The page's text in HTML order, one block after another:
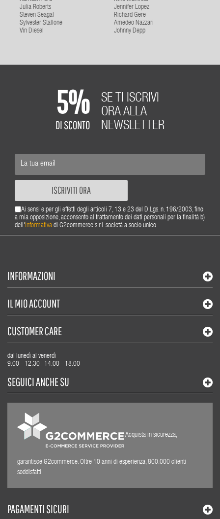
Julia Roberts
Jennifer Lopez
Steven Seagal
Richard Gere
Sylvester Stallone
Amedeo Nazzari
Vin Diesel
Johnny Depp
5%
DI SCONTO
SE TI ISCRIVI
ORA ALLA
NEWSLETTER
ISCRIVITI ORA
Ai sensi e per gli effetti degli articoli 7, 13 e 23 del D.Lgs. n. 196/2003, fino
a mia opposizione, acconsento al trattamento dei dati personali per la finalità b)
dell'informativa di G2commerce s.r.l. società a socio unico
INFORMAZIONI
IL MIO ACCOUNT
CUSTOMER CARE
dal lunedì al venerdì
9.00 - 12.30 | 14.00 - 18.00
SEGUICI ANCHE SU
Acquista in sicurezza,
garantisce G2commerce. Oltre 10 anni di esperienza, 800.000 clienti
soddisfatti
PAGAMENTI SICURI